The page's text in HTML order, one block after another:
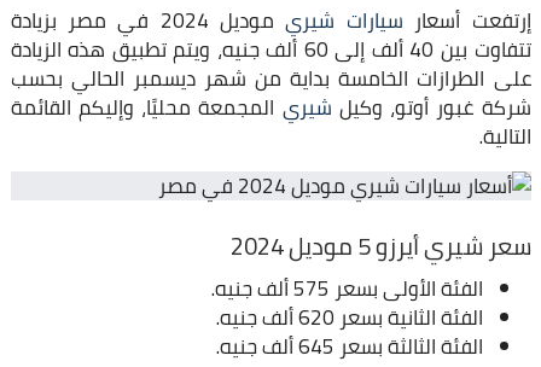
إرتفعت أسعار سيارات شيري موديل 2024 في مصر بزيادة
تتفاوت بين 40 ألف إلى 60 ألف جنيه، ويتم تطبيق هذه الزيادة
على الطرازات الخامسة بداية من شهر ديسمبر الحالي بحسب
شركة غبور أوتو، وكيل شيري المجمعة محليًا، وإليكم القائمة
التالية.
سعر شيري أيرزو 5 موديل 2024
الفئة الأولى بسعر 575 ألف جنيه.
الفئة الثانية بسعر 620 ألف جنيه.
الفئة الثالثة بسعر 645 ألف جنيه.